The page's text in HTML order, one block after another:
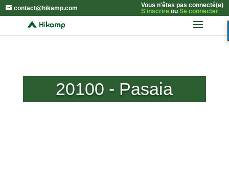
contact@hikamp.com
Vous n'êtes pas connecté(e)
S'inscrireou Se connecter
20100 - Pasaia